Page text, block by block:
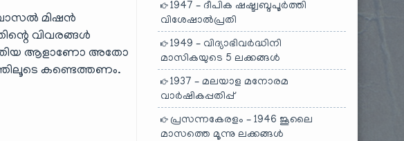
മിഷൻ
വിവരങ്ങൾ
എഴുതിയ ആളാണോ അതോ
കണ്ടെത്തണം.
1947 – ദീപിക ഷഷ്ട്വബ്ദപൂർത്തി
വിശേഷാൽപ്രതി
1949 – വിദ്യാഭിവർദ്ധിനി
മാസികയുടെ 5 ലക്കങ്ങൾ
1937 – മലയാള മനോരമ
വാർഷികപ്പതിപ്പ്
പ്രസന്നകേരളം – 1946 ജൂലൈ
മാസത്തെ മൂന്നു ലക്കങ്ങൾ